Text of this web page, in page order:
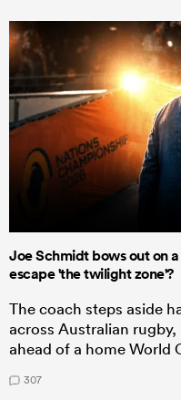
Joe Schmidt bows out on
escape 'the twilight zone'?
The coach steps aside
across Australian
ahead of a home World
307